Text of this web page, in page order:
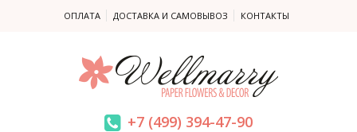
ОПЛАТА ДОСТАВКА И САМОВЫВОЗ КОНТАКТЫ
+7 (499) 394-47-90